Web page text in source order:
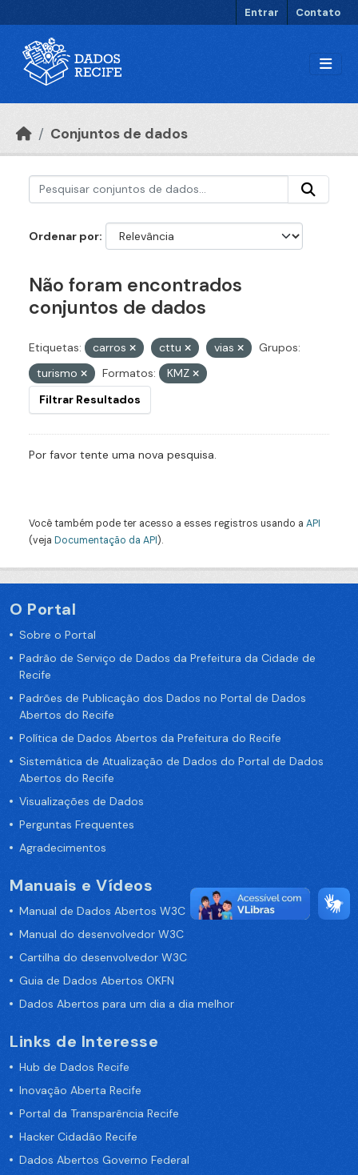
Entrar Contato
Conjuntos de dados
Ordenar por
Não foram encontrados
conjuntos de dados
Etiquetas: carros cttu vias
Grupos:
turismo
Formatos:
KMZ
Filtrar Resultados
Por favor tente uma nova pesquisa.
Você também pode ter acesso a esses registros usando a API
(veja Documentação da API).
O Portal
Sobre o Portal
Padrão de Serviço de Dados da Prefeitura da Cidade de
Recife
Padrões de Publicação dos Dados no Portal de Dados
Abertos do Recife
Política de Dados Abertos da Prefeitura do Recife
Sistemática de Atualização de Dados do Portal de Dados
Abertos do Recife
Visualizações de Dados
Perguntas Frequentes
Agradecimentos
Manuais e Vídeos
Manual de Dados Abertos W3C
Manual do desenvolvedor W3C
Cartilha do desenvolvedor W3C
Guia de Dados Abertos OKFN
Dados Abertos para um dia a dia melhor
Links de Interesse
Hub de Dados Recife
Inovação Aberta Recife
Portal da Transparência Recife
Hacker Cidadão Recife
Dados Abertos Governo Federal